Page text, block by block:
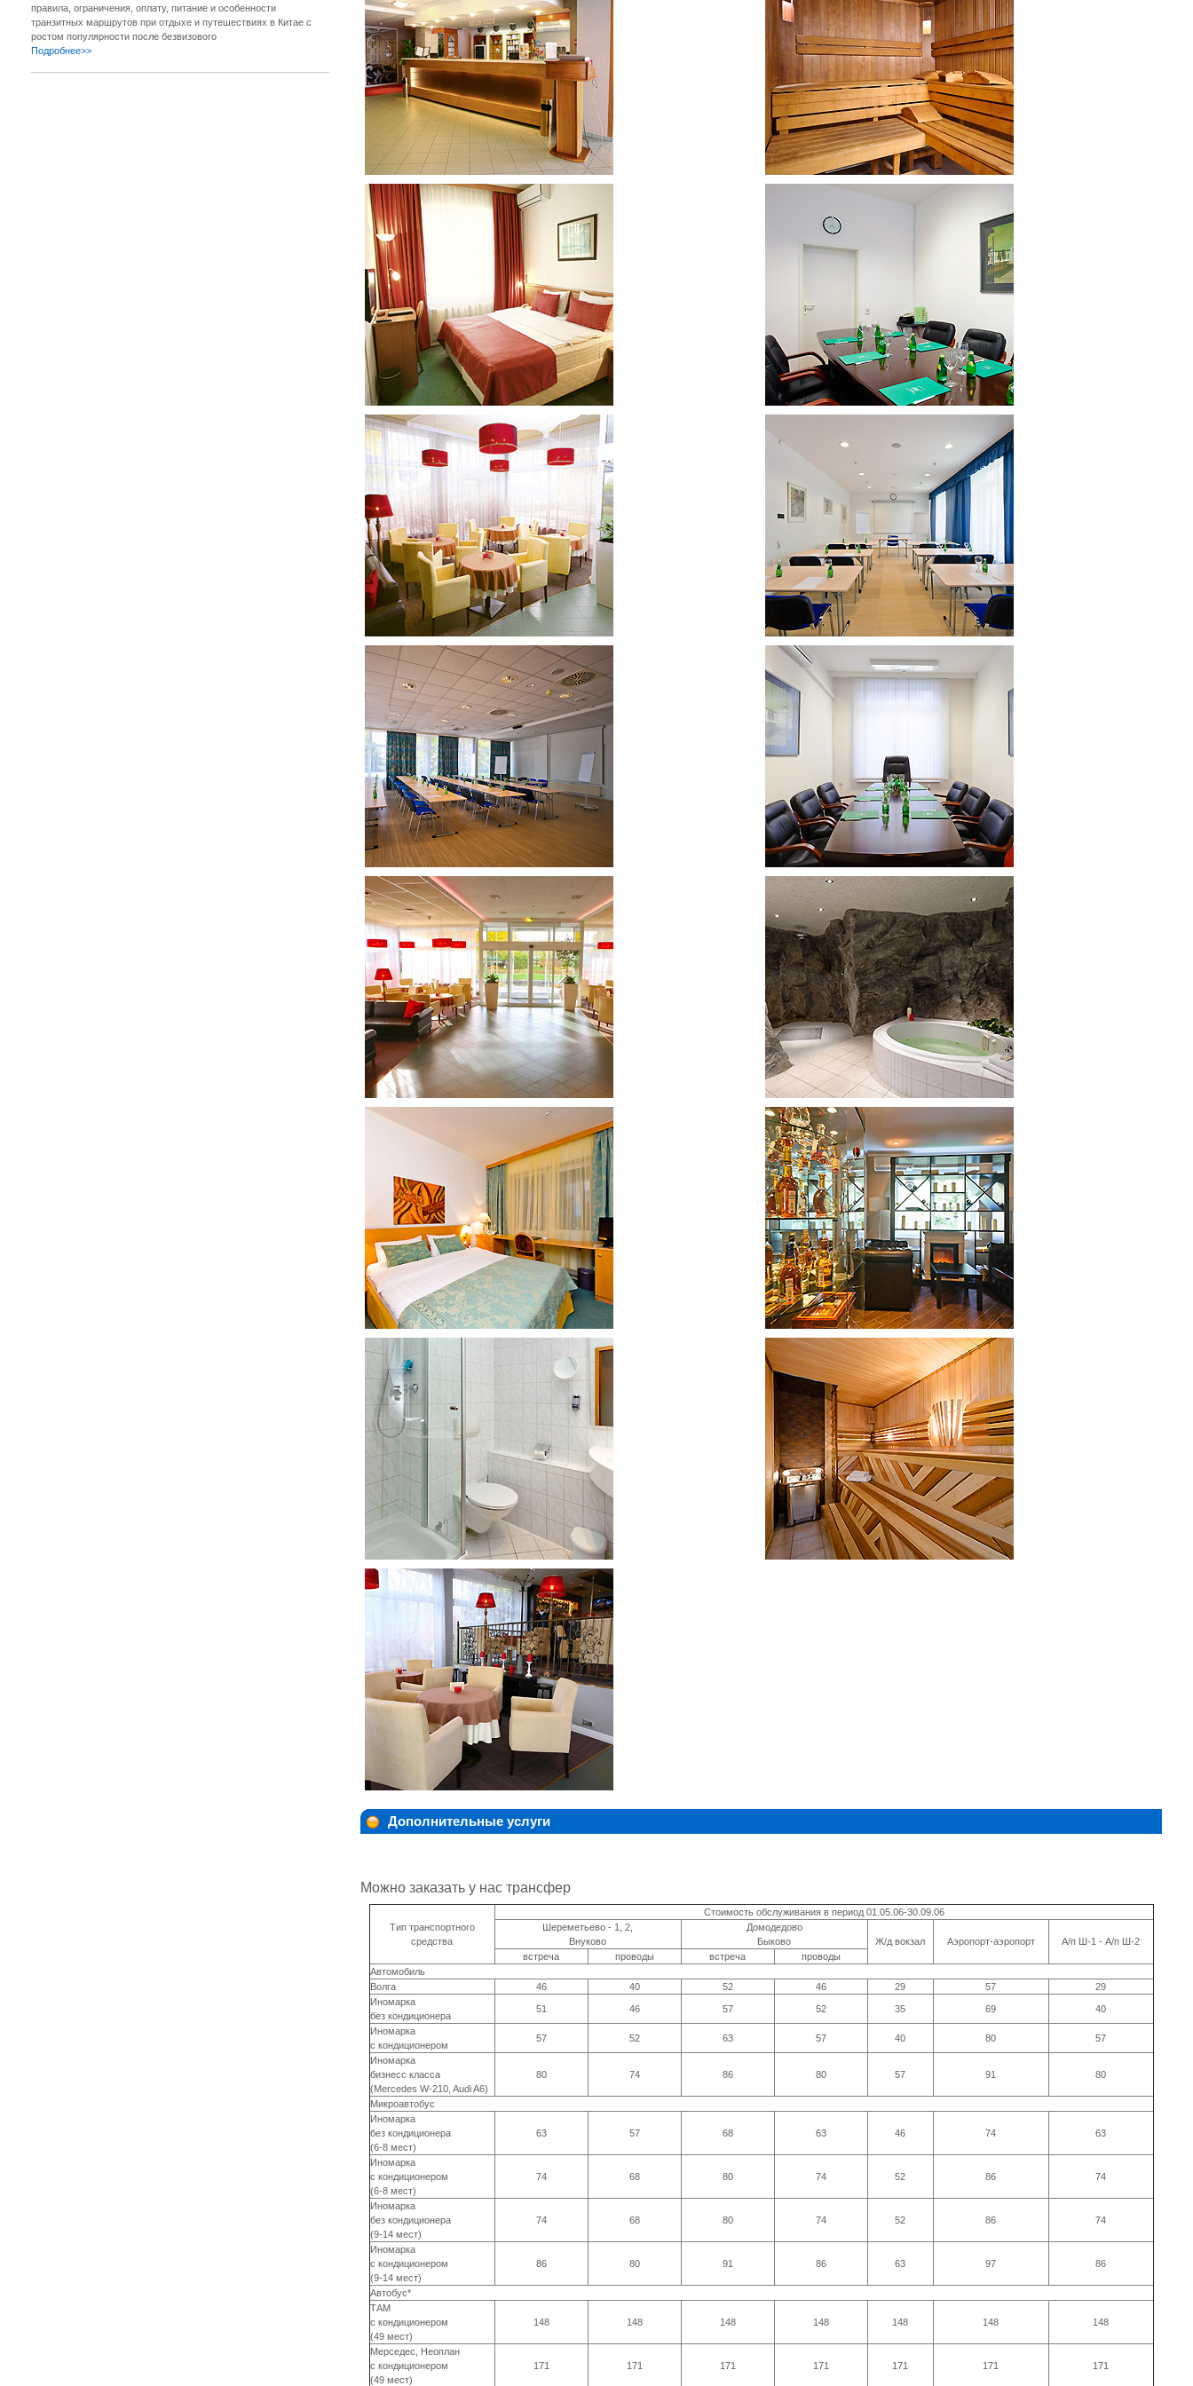
правила, ограничения, оплату, питание и особенности
транзитных маршрутов при отдыхе и путешествиях в Китае с
ростом популярности после безвизового
Подробнее>>
Дополнительные услуги
Можно заказать у нас трансфер
Тип транспортного
средства
Стоимость обслуживания в период 01.05.06-30.09.06
Шереметьево - 1, 2,
Внуково
Домодедово
Быково
Ж/д вокзал Аэропорт-аэропорт
А/п Ш-1 - А/п Ш-2
встреча
проводы встреча
проводы
Автомобиль
Волга
46 40 52 46 29 57
29
Иномарка
без кондиционера
51 46 57 52 35 69 40
Иномарка
с кондиционером
57 52 63 57 40 80 57
Иномарка
бизнесс класса
(Mercedes W-210, Audi A6)
80 74 86 80 57 91 80
Микроавтобус
Иномарка
без кондиционера
(6-8 мест)
63 57 68 63 46 74 63
Иномарка
с кондиционером
(6-8 мест)
74 68 80 74 52 86 74
Иномарка
без кондиционера
(9-14 мест)
74 68 80 74 52 86 74
Иномарка
с кондиционером
(9-14 мест)
86 80 91 86 63 97 86
Автобус*
ТАМ
с кондиционером
(49 мест)
148 148 148 148 148 148 148
Мерседес, Неоплан
с кондиционером
(49 мест)
171 171 171 171 171 171 171